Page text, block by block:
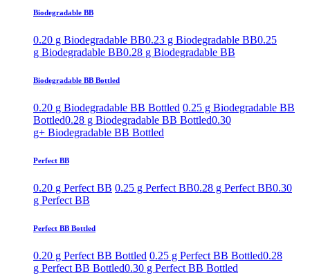
Biodegradable BB
0.20 g Biodegradable BB0.23 g Biodegradable BB0.25
g Biodegradable BB0.28 g Biodegradable BB
Biodegradable BB Bottled
0.20 g Biodegradable BB Bottled 0.25 g Biodegradable BB
Bottled0.28 g Biodegradable BB Bottled0.30
g+ Biodegradable BB Bottled
Perfect BB
0.20 g Perfect BB 0.25 g Perfect BB0.28 g Perfect BB0.30
g Perfect BB
Perfect BB Bottled
0.20 g Perfect BB Bottled 0.25 g Perfect BB Bottled0.28
g Perfect BB Bottled0.30 g Perfect BB Bottled